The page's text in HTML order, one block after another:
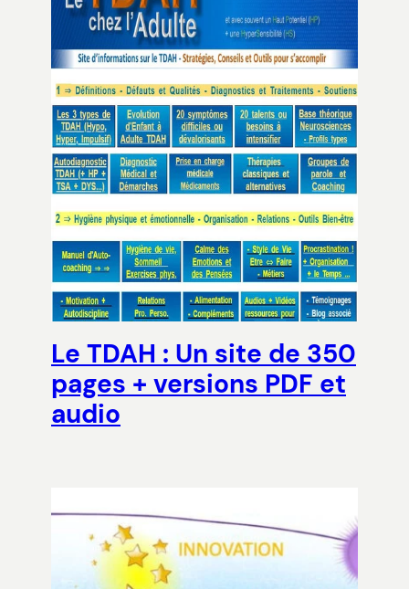
Le TDAH : Un site de 350
pages + versions PDF et
audio